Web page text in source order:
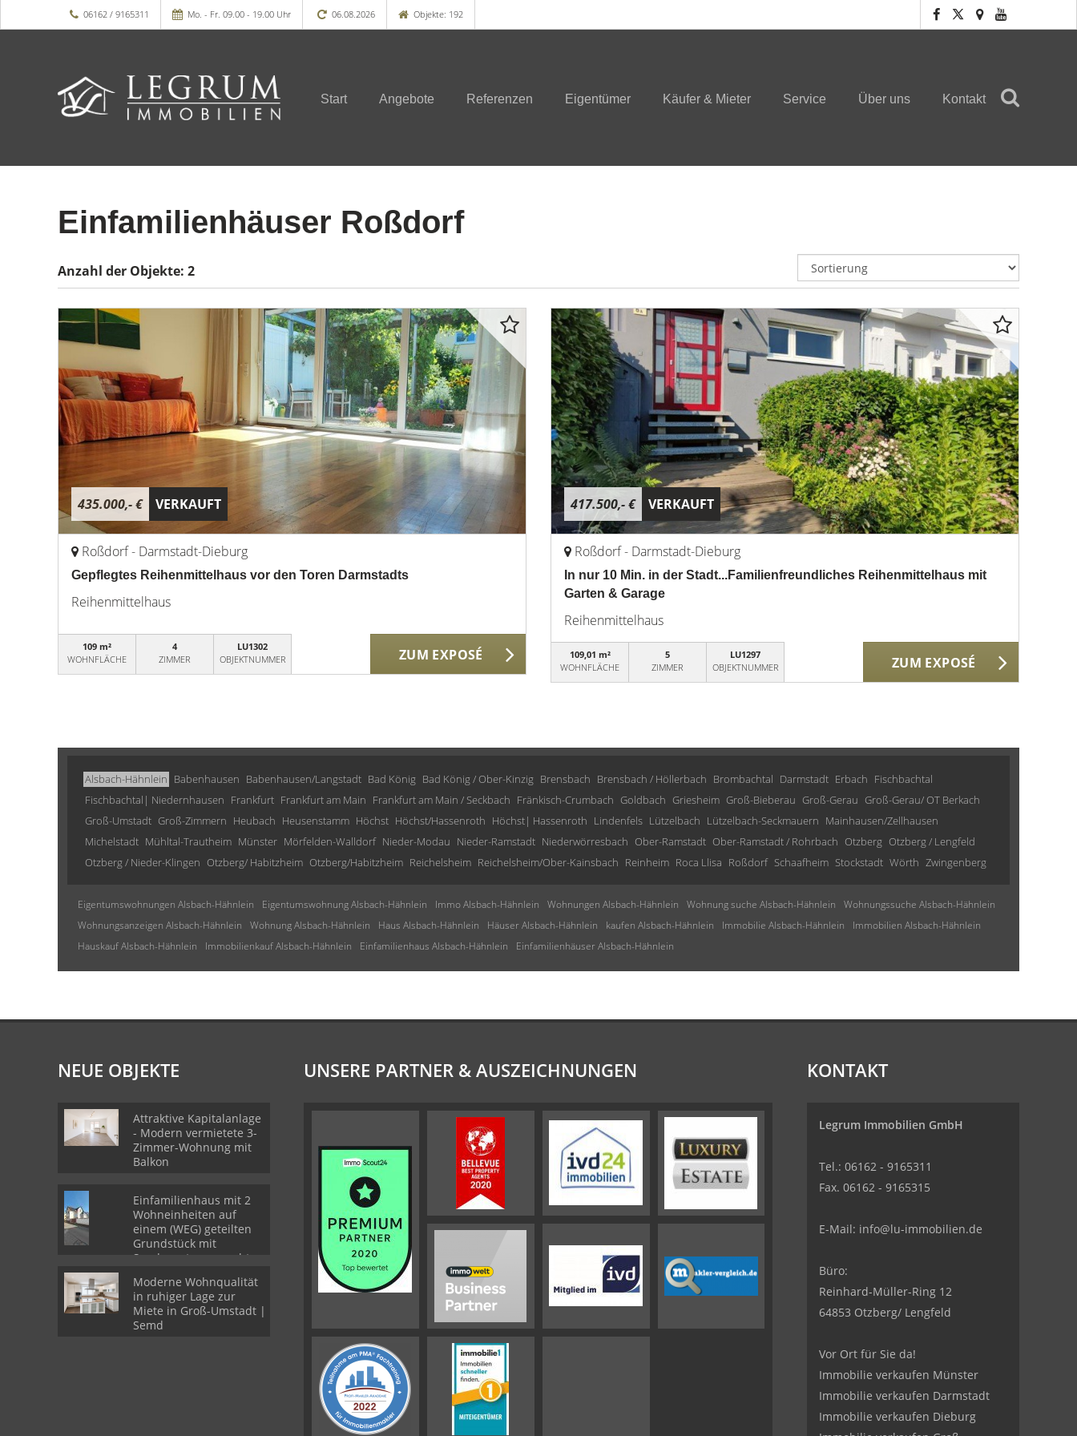
06162 / 9165311 Mo. - Fr. 09.00 - 19.00 Uhr 06.08.2026 Objekte: 192
Start Angebote Referenzen Eigentümer Käufer & Mieter Service Über uns Kontakt
Einfamilienhäuser Roßdorf
Anzahl der Objekte: 2
435.000,- € VERKAUFT
Roßdorf - Darmstadt-Dieburg
Gepflegtes Reihenmittelhaus vor den Toren Darmstadts
Reihenmittelhaus
109 m²
WOHNFLÄCHE
4
ZIMMER
LU1302
OBJEKTNUMMER
ZUM EXPOSÉ
417.500,- € VERKAUFT
Roßdorf - Darmstadt-Dieburg
In nur 10 Min. in der Stadt...Familienfreundliches Reihenmittelhaus mit
Garten & Garage
Reihenmittelhaus
109,01 m²
WOHNFLÄCHE
5
ZIMMER
LU1297
OBJEKTNUMMER
ZUM EXPOSÉ
Alsbach-Hähnlein Babenhausen Babenhausen/Langstadt Bad König Bad König / Ober-Kinzig Brensbach Brensbach / Höllerbach Brombachtal Darmstadt Erbach Fischbachtal
Fischbachtal| Niedernhausen Frankfurt Frankfurt am Main Frankfurt am Main / Seckbach Fränkisch-Crumbach Goldbach Griesheim Groß-Bieberau Groß-Gerau Groß-Gerau/ OT Berkach
Groß-Umstadt Groß-Zimmern Heubach Heusenstamm Höchst Höchst/Hassenroth Höchst| Hassenroth Lindenfels Lützelbach Lützelbach-Seckmauern Mainhausen/Zellhausen
Michelstadt Mühltal-Trautheim Münster Mörfelden-Walldorf Nieder-Modau Nieder-Ramstadt Niederwörresbach Ober-Ramstadt Ober-Ramstadt / Rohrbach Otzberg Otzberg / Lengfeld
Otzberg / Nieder-Klingen Otzberg/ Habitzheim Otzberg/Habitzheim Reichelsheim Reichelsheim/Ober-Kainsbach Reinheim Roca Llisa Roßdorf Schaafheim Stockstadt Wörth Zwingenberg
Eigentumswohnungen Alsbach-Hähnlein Eigentumswohnung Alsbach-Hähnlein Immo Alsbach-Hähnlein Wohnungen Alsbach-Hähnlein Wohnung suche Alsbach-Hähnlein
Wohnungssuche Alsbach-Hähnlein
Wohnungsanzeigen Alsbach-Hähnlein
Wohnung Alsbach-Hähnlein Haus Alsbach-Hähnlein Häuser Alsbach-Hähnlein kaufen Alsbach-Hähnlein Immobilie Alsbach-Hähnlein
Immobilien Alsbach-Hähnlein
Hauskauf Alsbach-Hähnlein
Immobilienkauf Alsbach-Hähnlein Einfamilienhaus Alsbach-Hähnlein Einfamilienhäuser Alsbach-Hähnlein
NEUE OBJEKTE
Attraktive Kapitalanlage
- Modern vermietete 3-
Zimmer-Wohnung mit
Balkon
Einfamilienhaus mit 2
Wohneinheiten auf
einem (WEG) geteilten
Grundstück mit
Sondernutzungsrechten
Moderne Wohnqualität
in ruhiger Lage zur
Miete in Groß-Umstadt |
Semd
UNSERE PARTNER & AUSZEICHNUNGEN KONTAKT
Legrum Immobilien GmbH
Tel.: 06162 - 9165311
Fax. 06162 - 9165315
E-Mail: info@lu-immobilien.de
Büro:
Reinhard-Müller-Ring 12
64853 Otzberg/ Lengfeld
Vor Ort für Sie da!
Immobilie verkaufen Münster
Immobilie verkaufen Darmstadt
Immobilie verkaufen Dieburg